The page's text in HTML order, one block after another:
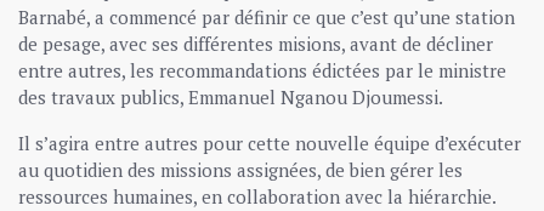
Barnabé, a commencé par définir ce que c’est qu’une station
de pesage, avec ses différentes misions, avant de décliner
entre autres, les recommandations édictées par le ministre
des travaux publics, Emmanuel Nganou Djoumessi.
Il s’agira entre autres pour cette nouvelle équipe d’exécuter
au quotidien des missions assignées, de bien gérer les
ressources humaines, en collaboration avec la hiérarchie.